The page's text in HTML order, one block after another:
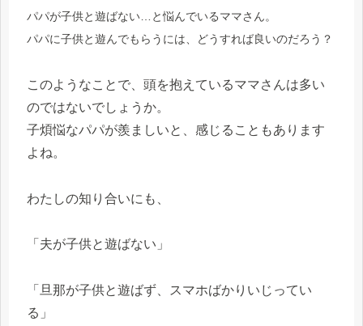
パパが子供と遊ばない…と悩んでいるママさん。
パパに子供と遊んでもらうには、どうすれば良いのだろう？
このようなことで、頭を抱えているママさんは多い
のではないでしょうか。
子煩悩なパパが羨ましいと、感じることもあります
よね。
わたしの知り合いにも、
「夫が子供と遊ばない」
「旦那が子供と遊ばず、スマホばかりいじってい
る」